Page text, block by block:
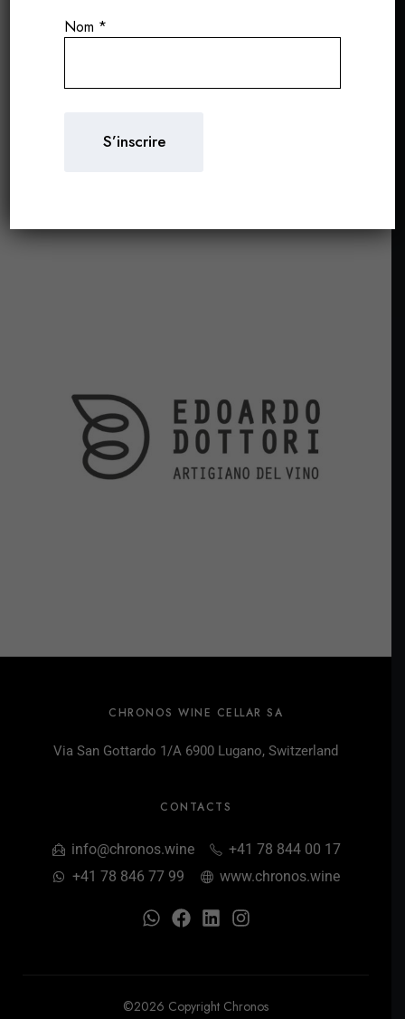
CHRONOS WINE CELLAR SA
Via San Gottardo 1/A 6900 Lugano, Switzerland
CONTACTS
info@chronos.wine
+41 78 844 00 17
+41 78 846 77 99
www.chronos.wine
©2026 Copyright Chronos
Nom *